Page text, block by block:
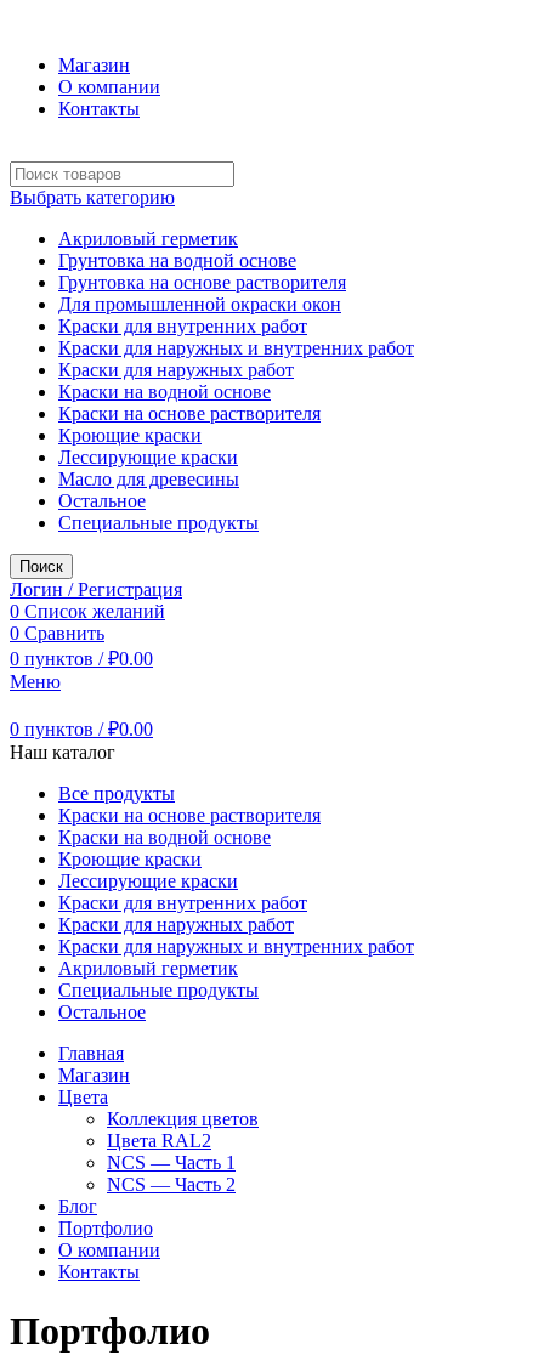
Магазин
О компании
Контакты
Выбрать категорию
Акриловый герметик
Грунтовка на водной основе
Грунтовка на основе растворителя
Для промышленной окраски окон
Краски для внутренних работ
Краски для наружных и внутренних работ
Краски для наружных работ
Краски на водной основе
Краски на основе растворителя
Кроющие краски
Лессирующие краски
Масло для древесины
Остальное
Специальные продукты
Поиск
Логин / Регистрация
0 Список желаний
0 Сравнить
0 пунктов / ₽0.00
Меню
0 пунктов / ₽0.00
Наш каталог
Все продукты
Краски на основе растворителя
Краски на водной основе
Кроющие краски
Лессирующие краски
Краски для внутренних работ
Краски для наружных работ
Краски для наружных и внутренних работ
Акриловый герметик
Специальные продукты
Остальное
Главная
Магазин
Цвета
Коллекция цветов
Цвета RAL2
NCS — Часть 1
NCS — Часть 2
Блог
Портфолио
О компании
Контакты
Портфолио